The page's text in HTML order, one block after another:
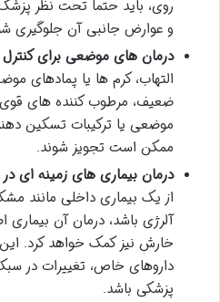
روی، باید حتماً تحت نظر
و عوارض جانبی آن جلوگیری
درمان های موضعی برای کنترل
التهاب، کرم ها یا پمادهای
ضعیف، مرطوب کننده های
موضعی یا ترکیبات تسکین
ممکن است تجویز شوند.
درمان بیماری های زمینه ای
از یک بیماری داخلی مانند
آلرژی باشد، درمان آن بیماری
خارش نیز کمک خواهد کرد.
داروهای خاص، تغییرات در
پزشکی باشد.